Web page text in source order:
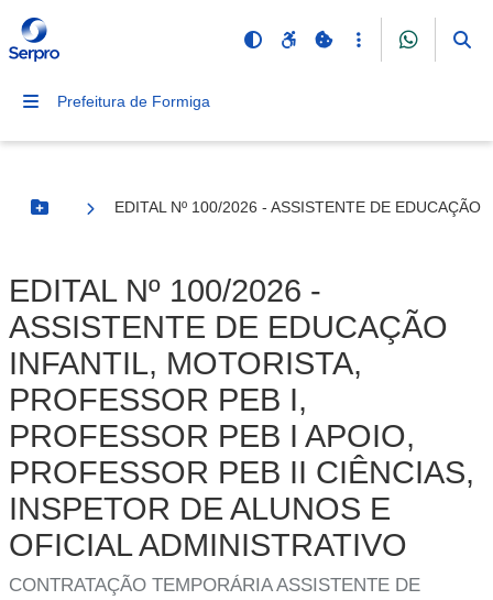
Prefeitura de Formiga
Botão Menu
EDITAL Nº 100/2026 - ASSISTENTE DE
EDITAL Nº 100/2026 -
ASSISTENTE DE EDUCAÇÃO
INFANTIL, MOTORISTA,
PROFESSOR PEB I,
PROFESSOR PEB I APOIO,
PROFESSOR PEB II CIÊNCIAS,
INSPETOR DE ALUNOS E
OFICIAL ADMINISTRATIVO
CONTRATAÇÃO TEMPORÁRIA ASSISTENTE DE